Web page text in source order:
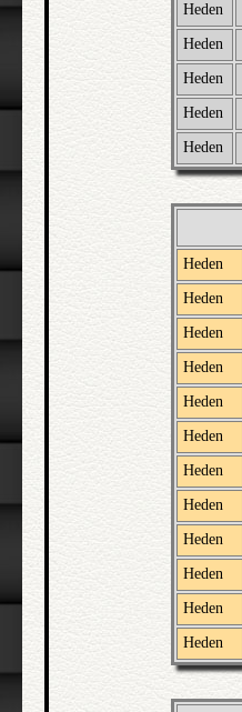
Heden
Heden
Heden
Heden
Heden
Heden
Heden
Heden
Heden
Heden
Heden
Heden
Heden
Heden
Heden
Heden
Heden